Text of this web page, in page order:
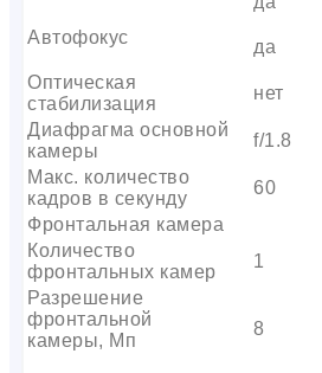
Автофокус
да
Оптическая
стабилизация
нет
Диафрагма основной
камеры
f/1.8
Макс. количество
кадров в секунду
60
Фронтальная камера
Количество
фронтальных камер
1
Разрешение
фронтальной
камеры, Мп
8